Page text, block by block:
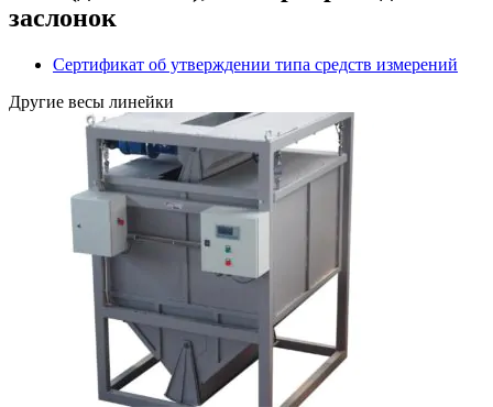
заслонок
Сертификат об утверждении типа средств измерений
Другие весы линейки